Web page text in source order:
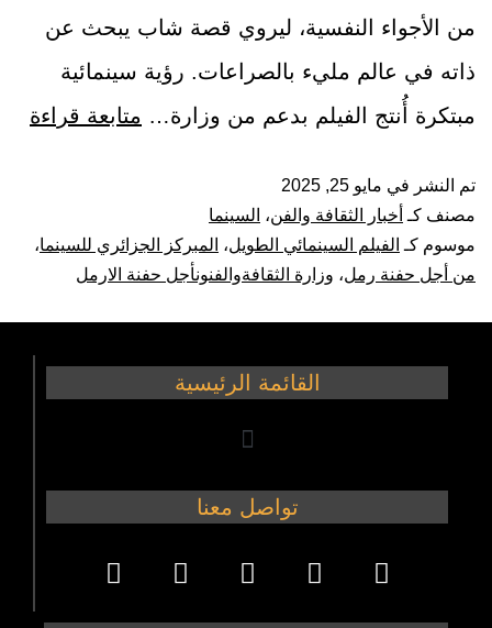
من الأجواء النفسية، ليروي قصة شاب يبحث عن
ذاته في عالم مليء بالصراعات. رؤية سينمائية
مبتكرة أُنتج الفيلم بدعم من وزارة… متابعة قراءة
تم النشر في مايو 25, 2025
مصنف كـ أخبار الثقافة والفن، السينما
موسوم كـ الفيلم السينمائي الطويل، المبركز الجزائري للسينما،
من أجل حفنة رمل، وزارة الثقافةوالفنونأجل حفنة الارمل
القائمة الرئيسية
تواصل معنا